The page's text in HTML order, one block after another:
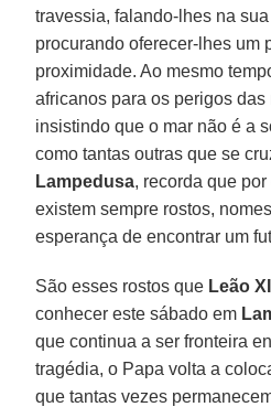
travessia, falando-lhes na
procurando oferecer-lhes um
proximidade. Ao mesmo
africanos para os perigos das
insistindo que o mar não é a
como tantas outras que se
Lampedusa, recorda que
existem sempre rostos,
esperança de encontrar um
São esses rostos que Leão
conhecer este sábado em
que continua a ser fronteira
tragédia, o Papa volta a
que tantas vezes